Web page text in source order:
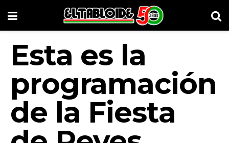
Esta es la
programación
de la Fiesta